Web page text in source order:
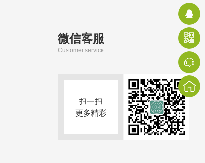
微信客服
Customer service
扫一扫
更多精彩